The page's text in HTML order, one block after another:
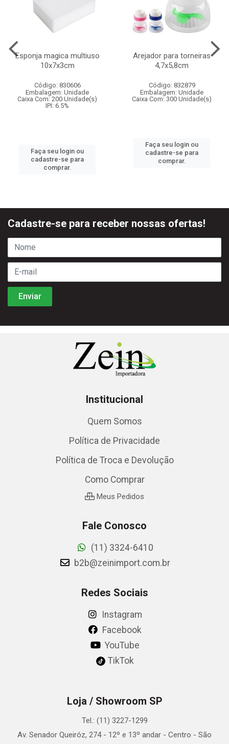
Esponja magica multiuso
10x7x3cm
Código: 830606
Embalagem: Unidade
Caixa Com: 200 Unidade(s)
IPI: 6.5%
Faça seu login ou
cadastre-se para
comprar.
Arejador para torneiras
4,7x5,8cm
Código: 832879
Embalagem: Unidade
Caixa Com: 300 Unidade(s)
Faça seu login ou
cadastre-se para
comprar.
Cadastre-se para receber nossas ofertas!
Institucional
Quem Somos
Política de Privacidade
Política de Troca e Devolução
Como Comprar
Meus Pedidos
Fale Conosco
(11) 3324-6410
b2b@zeinimport.com.br
Redes Sociais
Instagram
Facebook
YouTube
TikTok
Loja / Showroom SP
Tel.: (11) 3227-1299
Av. Senador Queiróz, 274 - 12º e 13º andar - Centro - São